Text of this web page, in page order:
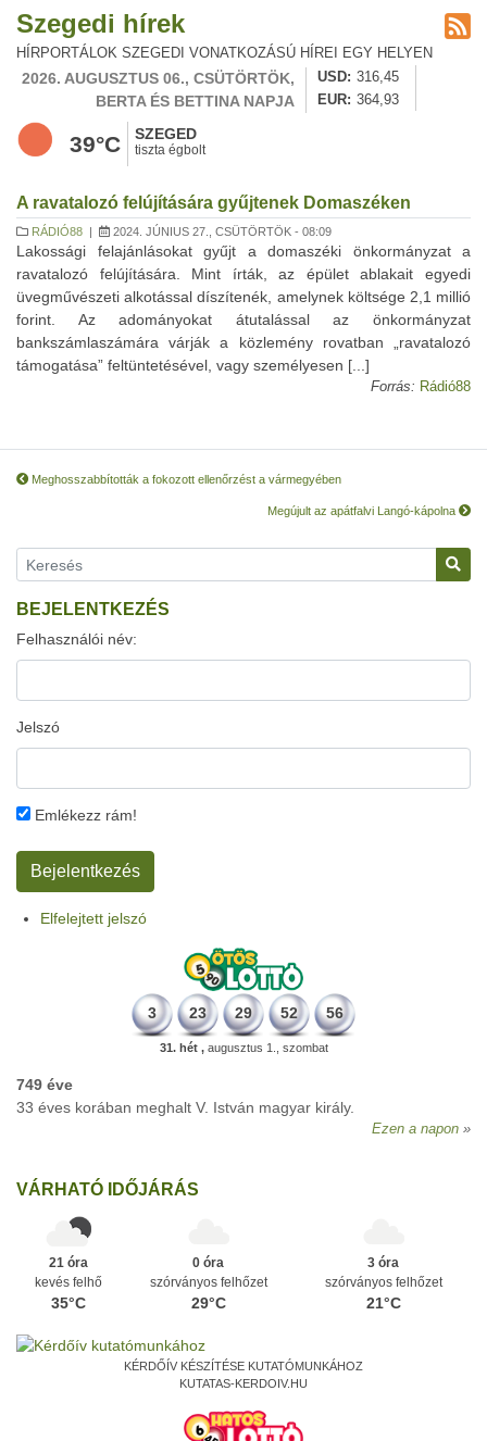
Szegedi hírek
HÍRPORTÁLOK SZEGEDI VONATKOZÁSÚ HÍREI EGY HELYEN
2026. AUGUSZTUS 06., CSÜTÖRTÖK,
BERTA ÉS BETTINA NAPJA
USD
316,45
EUR
364,93
39°C SZEGED
tiszta égbolt
A ravatalozó felújítására gyűjtenek Domaszéken
RÁDIÓ88 | 2024. JÚNIUS 27., CSÜTÖRTÖK - 08:09
Lakossági felajánlásokat gyűjt a domaszéki önkormányzat a
ravatalozó felújítására. Mint írták, az épület ablakait egyedi
üvegművészeti alkotással díszítenék, amelynek költsége 2,1 millió
forint. Az adományokat átutalással az önkormányzat
bankszámlaszámára várják a közlemény rovatban „ravatalozó
támogatása” feltüntetésével, vagy személyesen [...]
Forrás: Rádió88
Meghosszabbították a fokozott ellenőrzést a vármegyében
Megújult az apátfalvi Langó-kápolna
BEJELENTKEZÉS
Felhasználói név:
Jelszó
Emlékezz rám!
Elfelejtett jelszó
3 23 29 52 56
31. hét ,augusztus 1., szombat
749 éve
33 éves korában meghalt V. István magyar király.
Ezen a napon
VÁRHATÓ IDŐJÁRÁS
21 óra
kevés felhő
35°C
0 óra
szórványos felhőzet
29°C
3 óra
szórványos felhőzet
21°C
KÉRDŐÍV KÉSZÍTÉSE KUTATÓMUNKÁHOZ
KUTATAS-KERDOIV.HU